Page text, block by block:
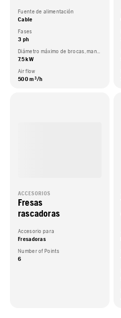
Fuente de alimentación
Cable
Fases
3 ph
Diámetro máximo de brocas, manual
7.5 kW
Air flow
500 m³/h
ACCESORIOS
Fresas
rascadoras
Accesorio para
Fresadoras
Number of Points
6